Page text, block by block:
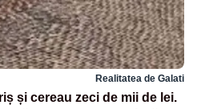
Realitatea de Galati
și cereau zeci de mii de lei.